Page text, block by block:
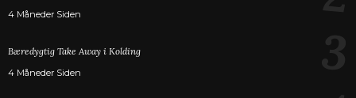
4 Måneder Siden
Bæredygtig Take Away i Kolding
4 Måneder Siden